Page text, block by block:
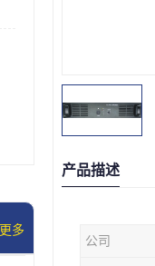
更多
产品描述
公司